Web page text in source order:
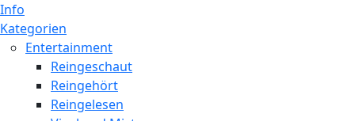
Info
Kategorien
Entertainment
Reingeschaut
Reingehört
Reingelesen